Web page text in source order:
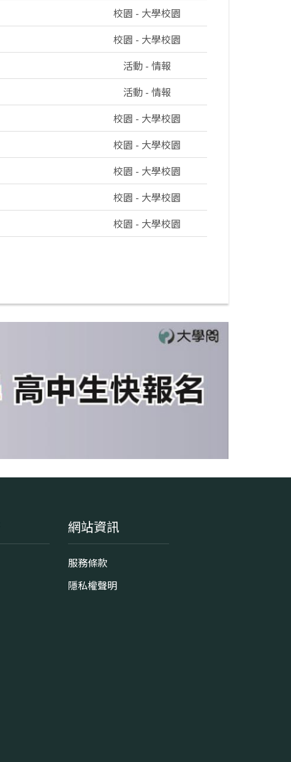
校園 - 大學校園
校園 - 大學校園
活動 - 情報
活動 - 情報
校園 - 大學校園
校園 - 大學校園
校園 - 大學校園
校園 - 大學校園
校園 - 大學校園
網站資訊
服務條款
隱私權聲明